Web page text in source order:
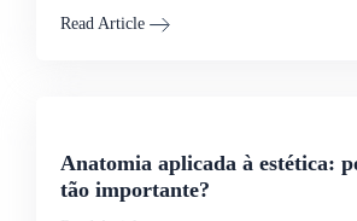
Read Article
Anatomia aplicada à estética:
tão importante?